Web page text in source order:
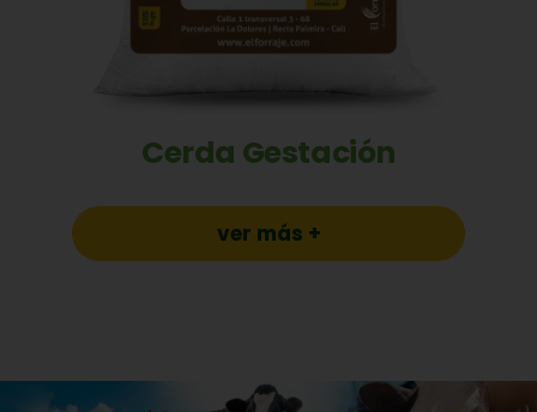
Cerda Gestación
ver más +